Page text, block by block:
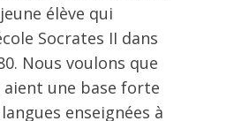
élève qui
Socrates II dans
Nous voulons que
aient une base forte
enseignées à